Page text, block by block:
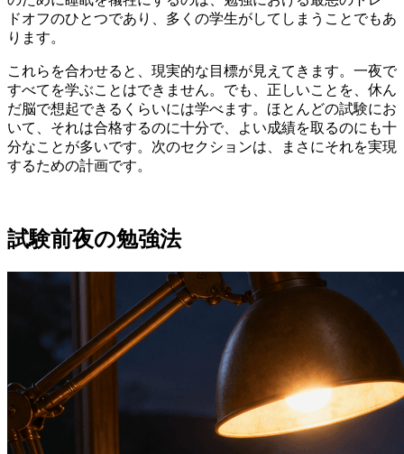
ドオフのひとつであり、多くの学生がしてしまうことでもあ
ります。
これらを合わせると、現実的な目標が見えてきます。一夜で
すべてを学ぶことはできません。でも、正しいことを、休ん
だ脳で想起できるくらいには学べます。ほとんどの試験にお
いて、それは合格するのに十分で、よい成績を取るのにも十
分なことが多いです。次のセクションは、まさにそれを実現
するための計画です。
試験前夜の勉強法